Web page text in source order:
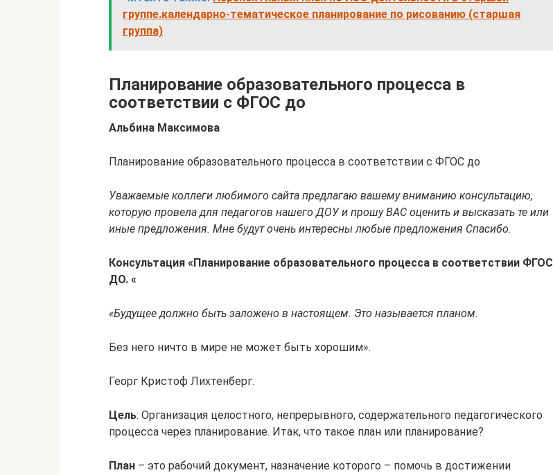
группе.календарно-тематическое планирование по рисованию (старшая
группа)
Планирование образовательного процесса в
соответствии с ФГОС до
Альбина Максимова
Планирование образовательного процесса в соответствии с ФГОС до
Уважаемые коллеги любимого сайта предлагаю вашему вниманию консультацию,
которую провела для педагогов нашего ДОУ и прошу ВАС оценить и высказать те или
иные предложения. Мне будут очень интересны любые предложения Спасибо.
Консультация «Планирование образовательного процесса в соответствии ФГОС
ДО. «
«Будущее должно быть заложено в настоящем. Это называется планом.
Без него ничто в мире не может быть хорошим».
Георг Кристоф Лихтенберг.
Цель: Организация целостного, непрерывного, содержательного педагогического
процесса через планирование. Итак, что такое план или планирование?
План – это рабочий документ, назначение которого – помочь в достижении